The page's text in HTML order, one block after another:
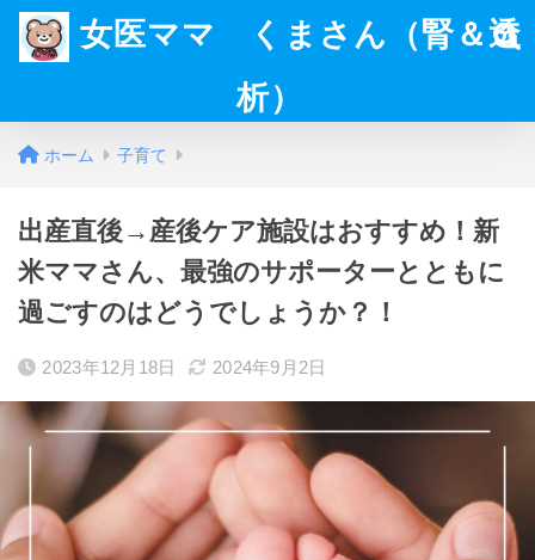
女医ママ くまさん（腎＆透
析）
ホーム 子育て
出産直後→産後ケア施設はおすすめ！新
米ママさん、最強のサポーターとともに
過ごすのはどうでしょうか？！
2023年12月18日 2024年9月2日